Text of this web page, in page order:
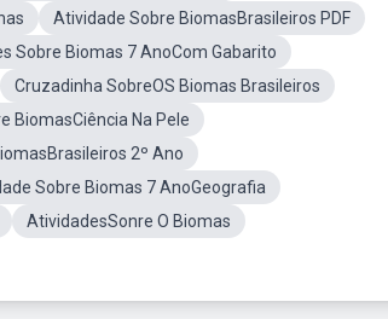
Atividade Sobre BiomasBrasileiros PDF
Sobre Biomas 7 AnoCom Gabarito
Cruzadinha SobreOS Biomas Brasileiros
BiomasCiência Na Pele
2º Ano
Sobre Biomas 7 AnoGeografia
AtividadesSonre O Biomas